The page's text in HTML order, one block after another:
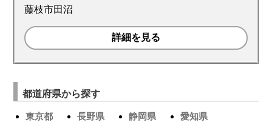
藤枝市田沼
詳細を見る
都道府県から探す
東京都 長野県 静岡県
愛知県